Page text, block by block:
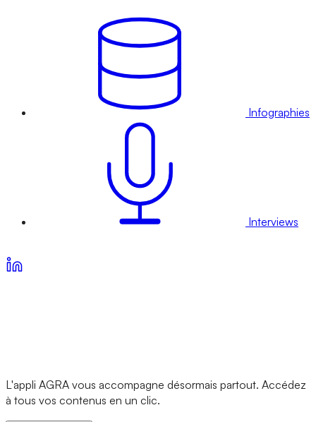
Infographies
Interviews
L'appli AGRA vous accompagne désormais partout. Accédez
à tous vos contenus en un clic.